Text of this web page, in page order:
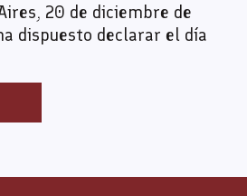
20 de diciembre de
dispuesto declarar el día